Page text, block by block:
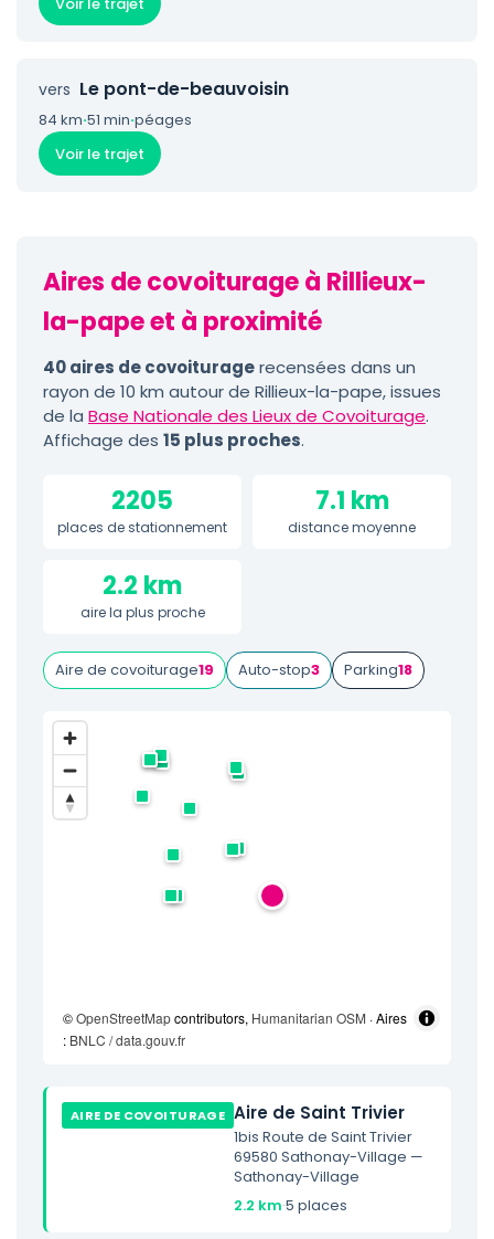
vers Le pont-de-beauvoisin
84 km·51 min·péages
Voir le trajet
Aires de covoiturage à Rillieux-
la-pape et à proximité
40 aires de covoituragerecensées dans un
rayon de 10 km autour de Rillieux-la-pape, issues
de la Base Nationale des Lieux de Covoiturage.
Affichage des 15 plus proches.
2205
places de stationnement
7.1 km
distance moyenne
2.2 km
aire la plus proche
Aire de covoiturage19 Auto-stop3 Parking18
©OpenStreetMapcontributors, Humanitarian OSM · Aires
: BNLC / data.gouv.fr
AIRE DE COVOITURAGE Aire de Saint Trivier
1bis Route de Saint Trivier
69580 Sathonay-Village —
Sathonay-Village
2.2 km·5 places